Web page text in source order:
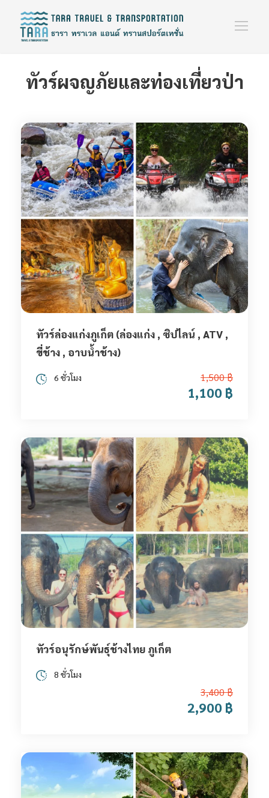
ทัวร์ผจญภัยและท่องเที่ยวป่า
ทัวร์ล่องแก่งภูเก็ต (ล่องแก่ง , ซิปไลน์ , ATV ,
ขี่ช้าง , อาบน้ำช้าง)
1,500 ฿
1,100 ฿
6 ชั่วโมง
ทัวร์อนุรักษ์พันธุ์ช้างไทย ภูเก็ต
3,400 ฿
2,900 ฿
8 ชั่วโมง